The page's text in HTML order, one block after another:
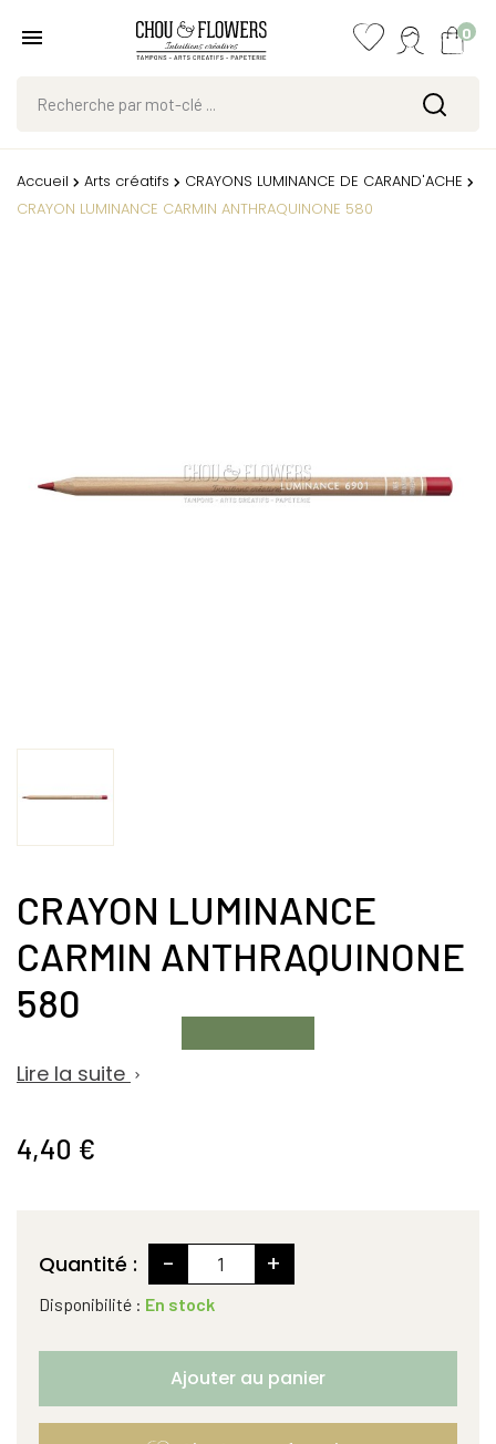
0
Accueil Arts créatifs
CRAYONS LUMINANCE DE CARAND'ACHE
CRAYON LUMINANCE CARMIN ANTHRAQUINONE 580
CRAYON LUMINANCE
CARMIN ANTHRAQUINONE
580
Lire la suite 
4,40 €
Quantité : - +
Disponibilité : En stock
Ajouter au panier